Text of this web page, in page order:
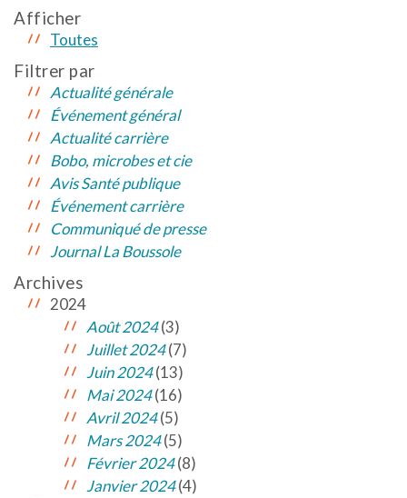
Afficher
Toutes
Filtrer par
Actualité générale
Événement général
Actualité carrière
Bobo, microbes et cie
Avis Santé publique
Événement carrière
Communiqué de presse
Journal La Boussole
Archives
2024
Août 2024(3)
Juillet 2024(7)
Juin 2024(13)
Mai 2024(16)
Avril 2024(5)
Mars 2024(5)
Février 2024(8)
Janvier 2024(4)